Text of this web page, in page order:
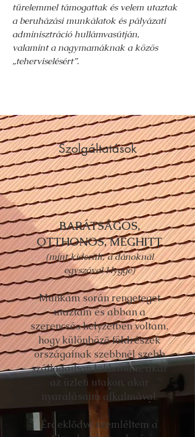
türelemmel támogattak és velem utaztak
a beruházási munkálatok és pályázati
adminisztráció hullámvasútján,
valamint a nagymamáknak a közös
„teherviselésért”.
Szolgáltatások
BARÁTSÁGOS,
OTTHONOS, MEGHITT
(mint kiderült, a dánoknál
egyszóval Hygge)
Munkám során rengeteget
utaztam és abban a
szerencsés helyzetben voltam,
hogy különböző földrészek
országainak szebbnél szebb
szállodáiban lakhattam, akár
az üzleti utakon, akár
nyaralásaim alkalmával.
Érdeklődve szemléltem a